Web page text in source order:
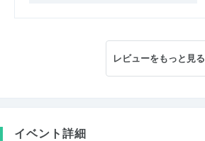
レビューをもっと見る
イベント詳細